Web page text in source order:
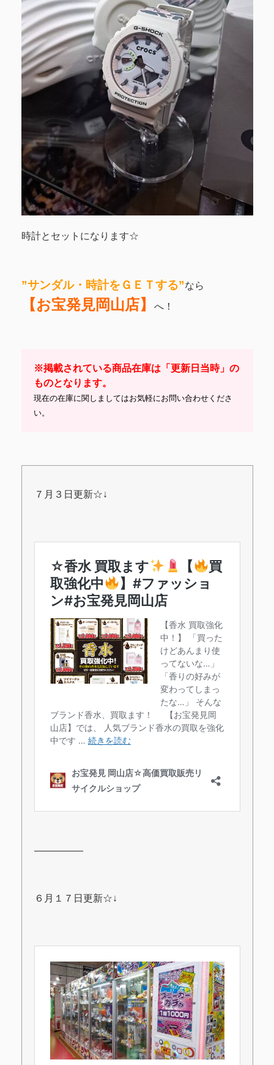
時計とセットになります☆
”サンダル・時計をＧＥＴする”なら
【お宝発見岡山店】 へ！
※掲載されている商品在庫は「更新日当時」の
ものとなります。
現在の在庫に関しましてはお気軽にお問い合わせくださ
い。
７月３日更新☆↓
―――――
６月１７日更新☆↓